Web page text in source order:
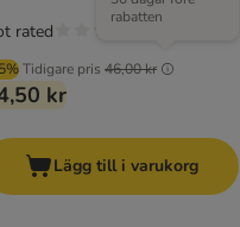
Tidigare pris 46,00 kr
rabatten
kr
rated
Lägg till i varukorg